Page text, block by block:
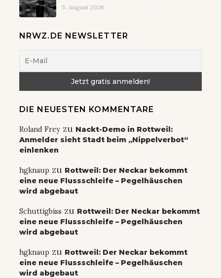
5. August 2026
NRWZ.DE NEWSLETTER
DIE NEUESTEN KOMMENTARE
Roland Frey zu Nackt-Demo in Rottweil:
Anmelder sieht Stadt beim „Nippelverbot“
einlenken
hgknaup zu Rottweil: Der Neckar bekommt
eine neue Flussschleife – Pegelhäuschen
wird abgebaut
Schuttigbiss zu Rottweil: Der Neckar bekommt
eine neue Flussschleife – Pegelhäuschen
wird abgebaut
hgknaup zu Rottweil: Der Neckar bekommt
eine neue Flussschleife – Pegelhäuschen
wird abgebaut